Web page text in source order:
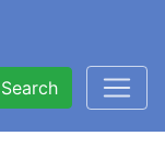
Search